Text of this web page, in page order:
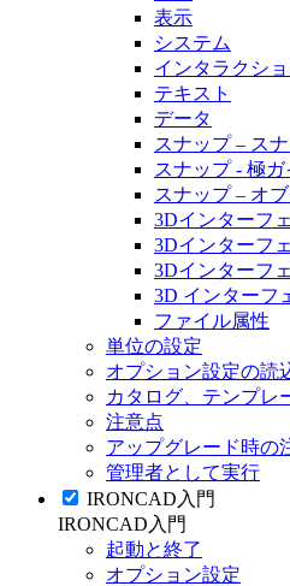
表示
システム
インタラクシ
テキスト
データ
スナップ – ス
スナップ - 極ガ
スナップ – オ
3Dインターフ
3Dインターフ
3Dインターフ
3D インターフ
ファイル属性
単位の設定
オプション設定の読
カタログ、テンプレ
注意点
アップグレード時の
管理者として実行
IRONCAD入門
IRONCAD入門
起動と終了
オプション設定